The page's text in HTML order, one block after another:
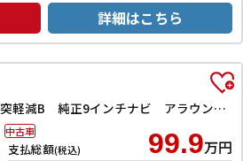
詳細はこちら
ハイウェイスター X 衝突軽減B 純正9インチナビ アラウンドビューモニター ETC LEDヘッドライト フォグライト スマートキー プッシュスタート アイドリングストップ 革巻きステアリング オートエアコン
支払総額(税込) 99.9万円
中古車